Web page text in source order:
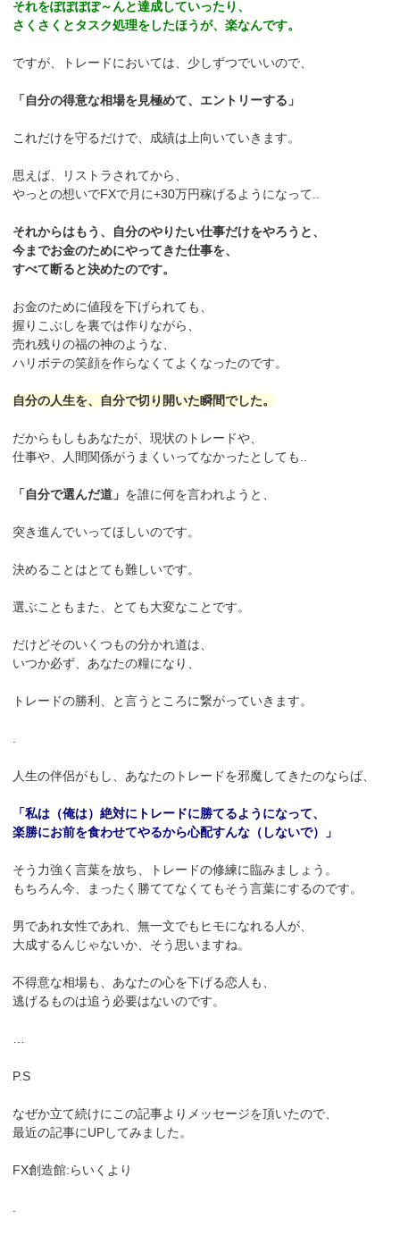
それをぽぽぽぽ～んと達成していったり、
さくさくとタスク処理をしたほうが、楽なんです。
ですが、トレードにおいては、少しずつでいいので、
「自分の得意な相場を見極めて、エントリーする」
これだけを守るだけで、成績は上向いていきます。
思えば、リストラされてから、
やっとの想いでFXで月に+30万円稼げるようになって..
それからはもう、自分のやりたい仕事だけをやろうと、
今までお金のためにやってきた仕事を、
すべて断ると決めたのです。
お金のために値段を下げられても、
握りこぶしを裏では作りながら、
売れ残りの福の神のような、
ハリボテの笑顔を作らなくてよくなったのです。
自分の人生を、自分で切り開いた瞬間でした。
だからもしもあなたが、現状のトレードや、
仕事や、人間関係がうまくいってなかったとしても..
「自分で選んだ道」 を誰に何を言われようと、
突き進んでいってほしいのです。
決めることはとても難しいです。
選ぶこともまた、とても大変なことです。
だけどそのいくつもの分かれ道は、
いつか必ず、あなたの糧になり、
トレードの勝利、と言うところに繋がっていきます。
人生の伴侶がもし、あなたのトレードを邪魔してきたのならば、
「私は（俺は）絶対にトレードに勝てるようになって、
楽勝にお前を食わせてやるから心配すんな（しないで）」
そう力強く言葉を放ち、トレードの修練に臨みましょう。
もちろん今、まったく勝ててなくてもそう言葉にするのです。
男であれ女性であれ、無一文でもヒモになれる人が、
大成するんじゃないか、そう思いますね。
不得意な相場も、あなたの心を下げる恋人も、
逃げるものは追う必要はないのです。
P.S
なぜか立て続けにこの記事よりメッセージを頂いたので、
最近の記事にUPしてみました。
FX創造館:らいくより